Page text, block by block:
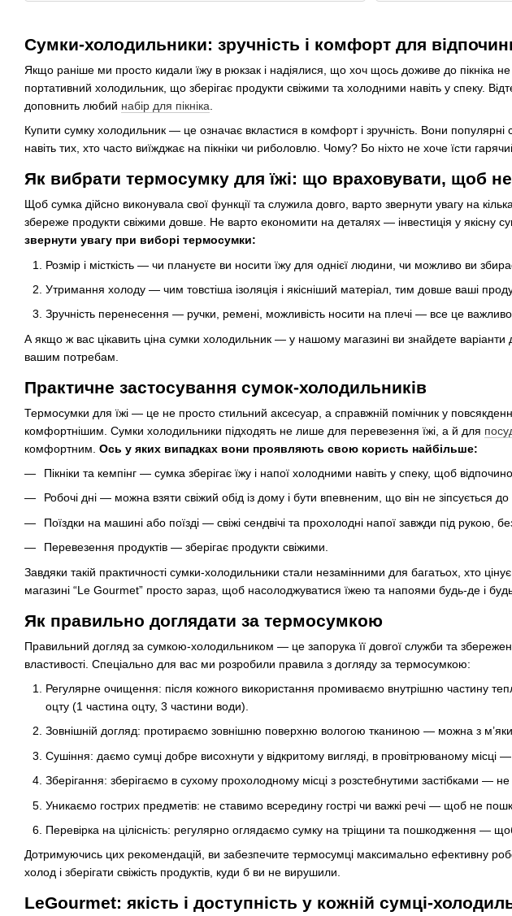
Сумки-холодильники: зручність і комфорт для
Якщо раніше ми просто кидали їжу в рюкзак і надіялися, що хоч щось доживе до пікніка
портативний холодильник, що зберігає продукти свіжими та холодними навіть у спеку.
доповнить любий набір для пікніка
Купити сумку холодильник — це означає вкластися в комфорт і зручність. Вони популярні
навіть тих, хто часто виїжджає на пікніки чи риболовлю. Чому? Бо ніхто не хоче їсти
Як вибрати термосумку для їжі: що враховувати, щоб
Щоб сумка дійсно виконувала свої функції та служила довго, варто звернути увагу на
збереже продукти свіжими довше. Не варто економити на деталях — інвестиція у якісну
звернути увагу при виборі термосумки:
Розмір і місткість — чи плануєте ви носити їжу для однієї людини, чи можливо ви
Утримання холоду — чим товстіша ізоляція і якісніший матеріал, тим довше ваші
Зручність перенесення — ручки, ремені, можливість носити на плечі — все це
А якщо ж вас цікавить ціна сумки холодильник — у нашому магазині ви знайдете варіанти
вашим потребам.
Практичне застосування сумок-холодильників
Термосумки для їжі — це не просто стильний аксесуар, а справжній помічник у
комфортнішим. Сумки холодильники підходять не лише для перевезення їжі, а й для
комфортним. Ось у яких випадках вони проявляють свою користь найбільше:
Пікніки та кемпінг — сумка зберігає їжу і напої холодними навіть у спеку, щоб
Робочі дні — можна взяти свіжий обід із дому і бути впевненим, що він не зіпсується до
Поїздки на машині або поїзді — свіжі сендвічі та прохолодні напої завжди під рукою,
Перевезення продуктів — зберігає продукти свіжими.
Завдяки такій практичності сумки-холодильники стали незамінними для багатьох, хто
магазині “Le Gourmet” просто зараз, щоб насолоджуватися їжею та напоями будь-де і
Як правильно доглядати за термосумкою
Правильний догляд за сумкою-холодильником — це запорука її довгої служби та
властивості. Спеціально для вас ми розробили правила з догляду за термосумкою:
Регулярне очищення: після кожного використання промиваємо внутрішню частину
оцту (1 частина оцту, 3 частини води).
Зовнішній догляд: протираємо зовнішню поверхню вологою тканиною — можна з
Сушіння: даємо сумці добре висохнути у відкритому вигляді, в провітрюваному місці
Зберігання: зберігаємо в сухому прохолодному місці з розстебнутими застібками —
Уникаємо гострих предметів: не ставимо всередину гострі чи важкі речі — щоб не
Перевірка на цілісність: регулярно оглядаємо сумку на тріщини та пошкодження —
Дотримуючись цих рекомендацій, ви забезпечите термосумці максимально ефективну
холод і зберігати свіжість продуктів, куди б ви не вирушили.
LeGourmet: якість і доступність у кожній сумці-